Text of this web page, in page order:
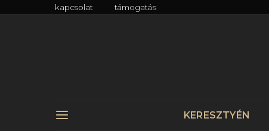
kapcsolat támogatás
KERESZTYÉN